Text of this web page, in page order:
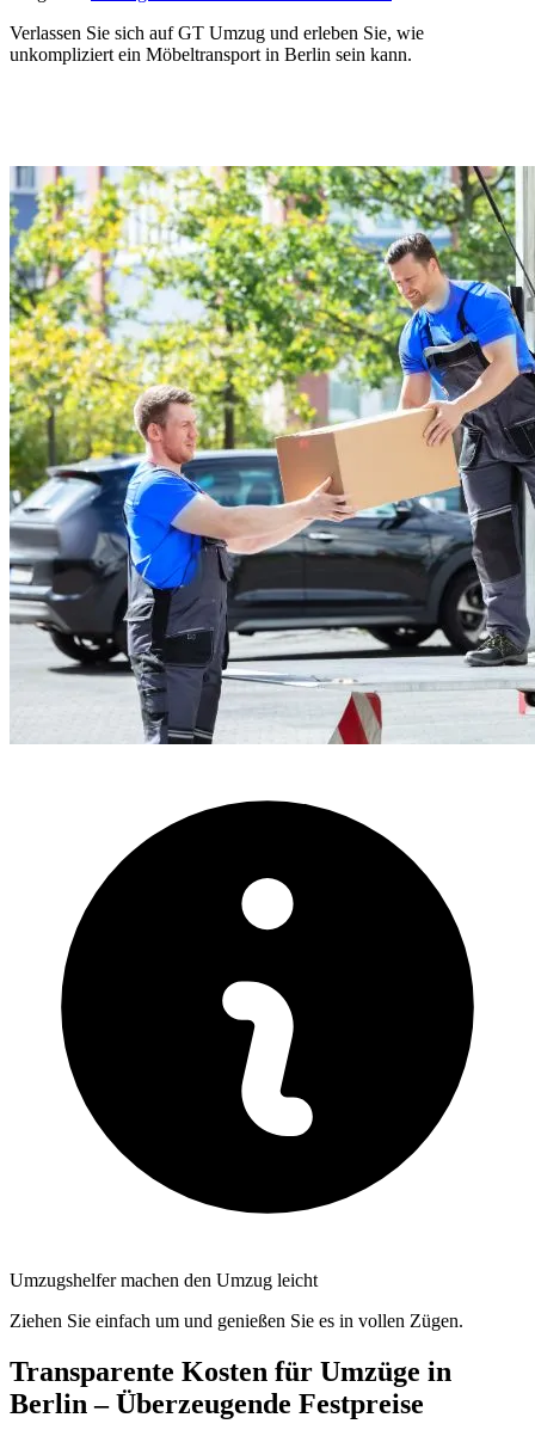
Verlassen Sie sich auf GT Umzug und erleben Sie, wie
unkompliziert ein Möbeltransport in Berlin sein kann.
Umzugshelfer machen den Umzug leicht
Ziehen Sie einfach um und genießen Sie es in vollen Zügen.
Transparente Kosten für Umzüge in
Berlin – Überzeugende Festpreise